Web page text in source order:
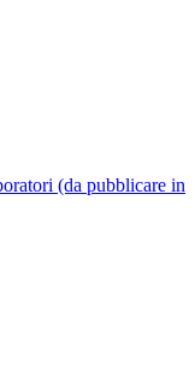
(da pubblicare in